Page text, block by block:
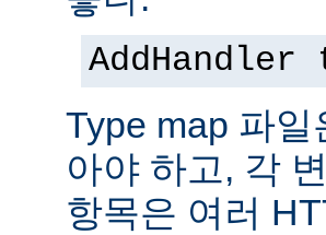
Type map 파
아야 하고, 각
항목은 여러